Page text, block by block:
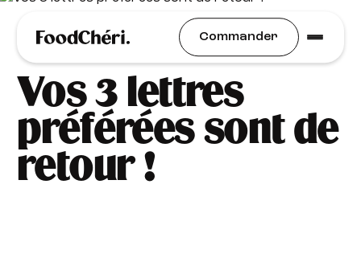
Commander
Idées Recettes
Vos 3 lettres
préférées sont de
retour !